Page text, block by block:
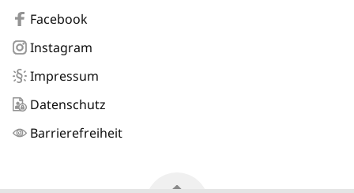
Facebook
Instagram
Impressum
Datenschutz
Barrierefreiheit